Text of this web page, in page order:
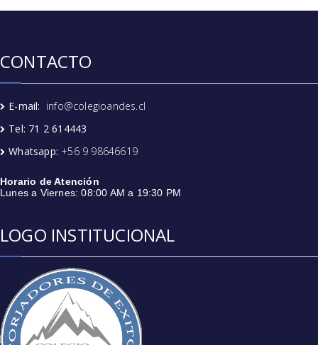
CONTACTO
E-mail: info@colegioandes.cl
Tel: 71 2 614443
Whatsapp: +56 9 98646619
Horario de Atención
Lunes a Viernes: 08:00 AM a 19:30 PM
LOGO INSTITUCIONAL